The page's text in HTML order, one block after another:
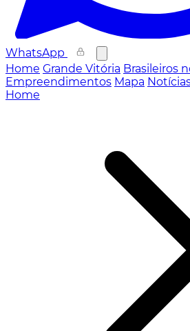
WhatsApp
Home Grande Vitória Brasileiros
Empreendimentos Mapa
Home